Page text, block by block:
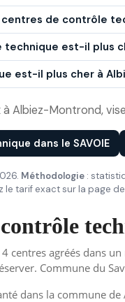
de contrôle
technique est-il plus
est-il plus cher à
Albiez-Montrond,
dans le SAVOIE
Méthodologie :
le tarif exact sur la page
contrôle
4 centres agréés dans
Commune du
dans la commune